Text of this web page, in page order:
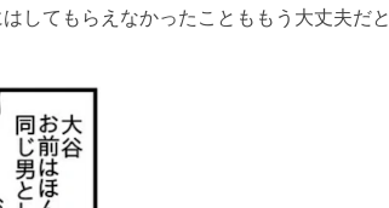
してもらえなかったことももう大丈夫だと